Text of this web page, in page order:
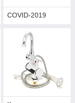
COVID-2019